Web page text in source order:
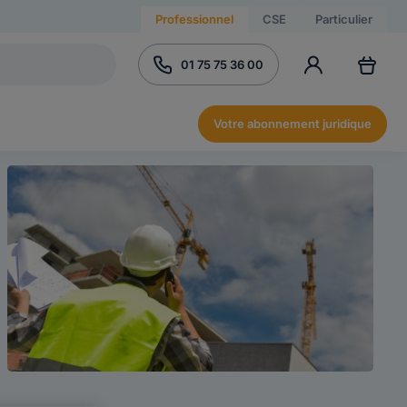
Professionnel CSE Particulier
01 75 75 36 00
Votre abonnement juridique